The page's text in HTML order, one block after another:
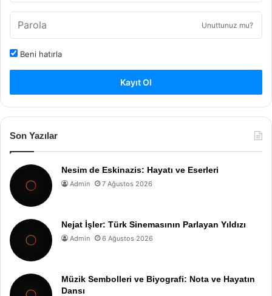
Unuttunuz mu?
Beni hatırla
Kayıt Ol
Son Yazılar
Nesim de Eskinazis: Hayatı ve Eserleri
Admin 7 Ağustos 2026
Nejat İşler: Türk Sinemasının Parlayan Yıldızı
Admin 6 Ağustos 2026
Müzik Sembolleri ve Biyografi: Nota ve Hayatın
Dansı